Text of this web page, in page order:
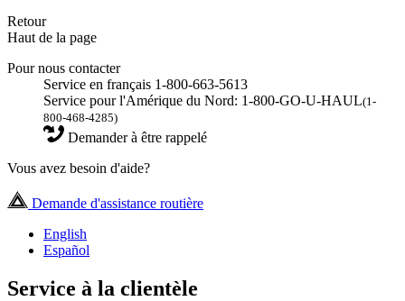
Retour
Haut de la page
Pour nous contacter
Service en français 1-800-663-5613
Service pour l'Amérique du Nord: 1-800-GO-U-HAUL(1-
800-468-4285)
Demander à être rappelé
Vous avez besoin d'aide?
Demande d'assistance routière
English
Español
Service à la clientèle